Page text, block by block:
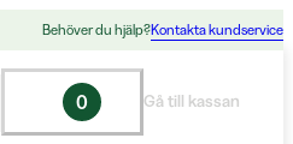
Behöver du hjälp?Kontakta kundservice
0 Gå till kassan